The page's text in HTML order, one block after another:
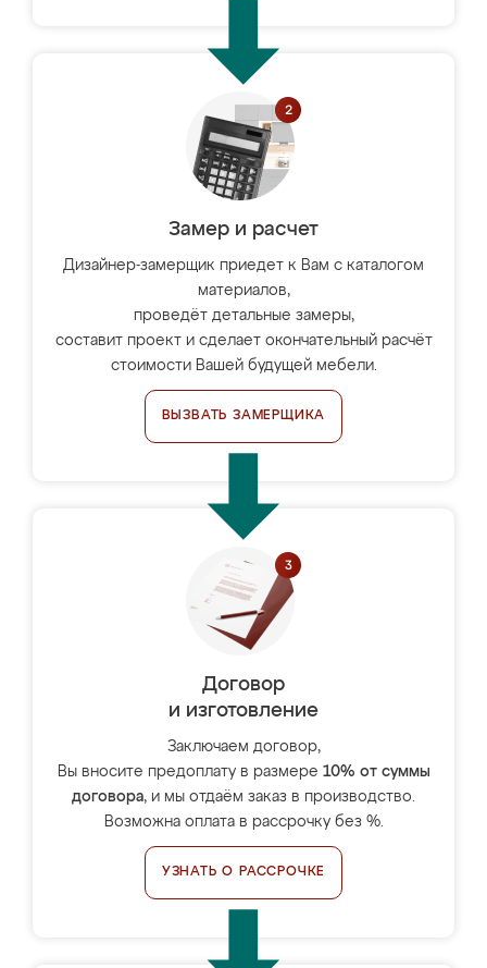
Замер и расчет
Дизайнер-замерщик приедет к Вам с каталогом
материалов,
проведёт детальные замеры,
составит проект и сделает окончательный расчёт
стоимости Вашей будущей мебели.
ВЫЗВАТЬ ЗАМЕРЩИКА
Договор
и изготовление
Заключаем договор,
Вы вносите предоплату в размере 10% от суммы
договора, и мы отдаём заказ в производство.
Возможна оплата в рассрочку без %.
УЗНАТЬ О РАССРОЧКЕ